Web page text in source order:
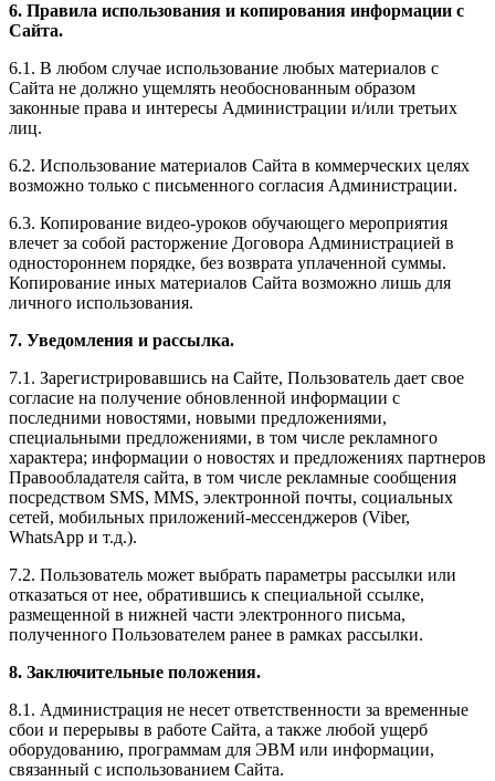
6. Правила использования и копирования информации с
Сайта.
6.1. В любом случае использование любых материалов с
Сайта не должно ущемлять необоснованным образом
законные права и интересы Администрации и/или третьих
лиц.
6.2. Использование материалов Сайта в коммерческих целях
возможно только с письменного согласия Администрации.
6.3. Копирование видео-уроков обучающего мероприятия
влечет за собой расторжение Договора Администрацией в
одностороннем порядке, без возврата уплаченной суммы.
Копирование иных материалов Сайта возможно лишь для
личного использования.
7. Уведомления и рассылка.
7.1. Зарегистрировавшись на Сайте, Пользователь дает свое
согласие на получение обновленной информации с
последними новостями, новыми предложениями,
специальными предложениями, в том числе рекламного
характера; информации о новостях и предложениях партнеров
Правообладателя сайта, в том числе рекламные сообщения
посредством SMS, MMS, электронной почты, социальных
сетей, мобильных приложений-мессенджеров (Viber,
WhatsApp и т.д.).
7.2. Пользователь может выбрать параметры рассылки или
отказаться от нее, обратившись к специальной ссылке,
размещенной в нижней части электронного письма,
полученного Пользователем ранее в рамках рассылки.
8. Заключительные положения.
8.1. Администрация не несет ответственности за временные
сбои и перерывы в работе Сайта, а также любой ущерб
оборудованию, программам для ЭВМ или информации,
связанный с использованием Сайта.